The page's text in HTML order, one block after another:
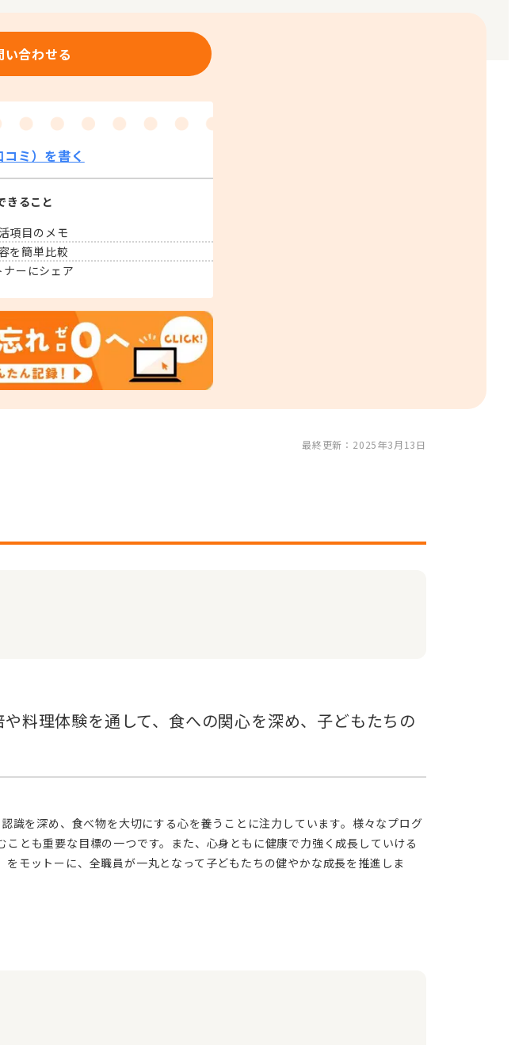
い合わせる
ミ）を書く
きること
項目のメモ
を簡単比較
ーにシェア
最終更新：2025年3月13日
とも重要な目標の一つです。また、心身ともに健康で力強く成長していける
モットーに、全職員が一丸となって子どもたちの健やかな成長を推進しま